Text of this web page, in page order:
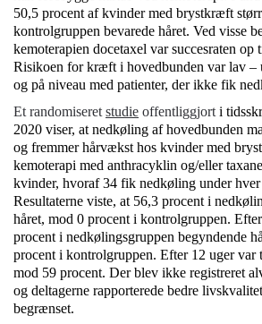
50,5 procent af kvinder med brystkræft
kontrolgruppen bevarede håret. Ved visse
kemoterapien docetaxel var succesraten op
Risikoen for kræft i hovedbunden var lav –
og på niveau med patienter, der ikke fik
Et randomiseret studie offentliggjort i
2020 viser, at nedkøling af hovedbunden
og fremmer hårvækst hos kvinder med
kemoterapi med anthracyklin og/eller
kvinder, hvoraf 34 fik nedkøling under
Resultaterne viste, at 56,3 procent i
håret, mod 0 procent i kontrolgruppen.
procent i nedkølingsgruppen begyndende
procent i kontrolgruppen. Efter 12 uger var
mod 59 procent. Der blev ikke registreret
og deltagerne rapporterede bedre
begrænset.